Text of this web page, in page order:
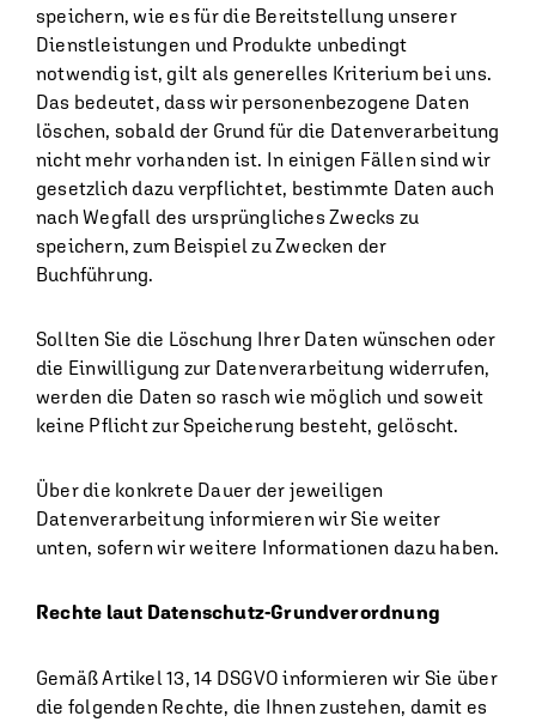
speichern, wie es für die Bereitstellung unserer
Dienstleistungen und Produkte unbedingt
notwendig ist, gilt als generelles Kriterium bei uns.
Das bedeutet, dass wir personenbezogene Daten
löschen, sobald der Grund für die Datenverarbeitung
nicht mehr vorhanden ist. In einigen Fällen sind wir
gesetzlich dazu verpflichtet, bestimmte Daten auch
nach Wegfall des ursprüngliches Zwecks zu
speichern, zum Beispiel zu Zwecken der
Buchführung.
Sollten Sie die Löschung Ihrer Daten wünschen oder
die Einwilligung zur Datenverarbeitung widerrufen,
werden die Daten so rasch wie möglich und soweit
keine Pflicht zur Speicherung besteht, gelöscht.
Über die konkrete Dauer der jeweiligen
Datenverarbeitung informieren wir Sie weiter
unten, sofern wir weitere Informationen dazu haben.
Rechte laut Datenschutz-Grundverordnung
Gemäß Artikel 13, 14 DSGVO informieren wir Sie über
die folgenden Rechte, die Ihnen zustehen, damit es